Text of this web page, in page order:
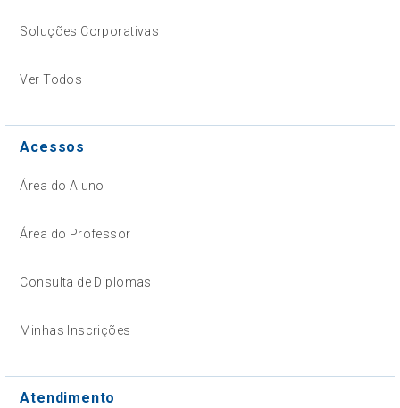
Soluções Corporativas
Ver Todos
Acessos
Área do Aluno
Área do Professor
Consulta de Diplomas
Minhas Inscrições
Atendimento